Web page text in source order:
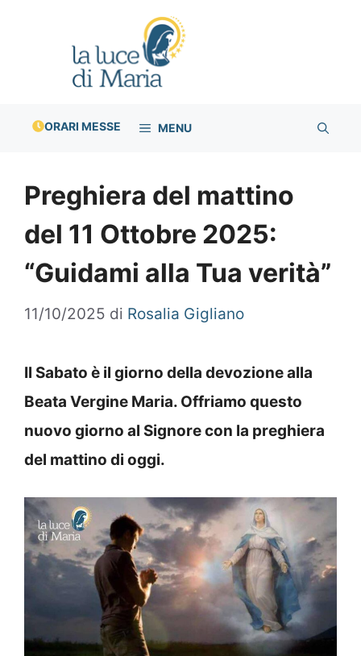
ORARI MESSE MENU
Preghiera del mattino
del 11 Ottobre 2025:
“Guidami alla Tua verità”
11/10/2025 di Rosalia Gigliano
Il Sabato è il giorno della devozione alla
Beata Vergine Maria. Offriamo questo
nuovo giorno al Signore con la preghiera
del mattino di oggi.